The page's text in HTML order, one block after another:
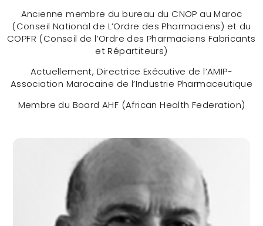
Mme. Laila Lassel Sentissi
(MORROCO)
CONTACTER
Ancienne membre du bureau du CNOP au Maroc
(Conseil National de L’Ordre des Pharmaciens) et du
COPFR (Conseil de l’Ordre des Pharmaciens Fabricants
et Répartiteurs)
Actuellement, Directrice Exécutive de l’AMIP-
Association Marocaine de l’Industrie Pharmaceutique
Membre du Board AHF (African Health Federation)